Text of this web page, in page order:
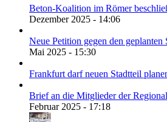
Beton-Koalition im Römer
Dezember 2025 - 14:06
Neue Petition gegen den geplanten
Mai 2025 - 15:30
Frankfurt darf neuen Stadtteil
Brief an die Mitglieder der
Februar 2025 - 17:18